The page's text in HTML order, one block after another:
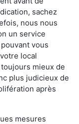
sachez
nous nous
un service
vous
local
mieux de
plus judicieux de
après
mesures